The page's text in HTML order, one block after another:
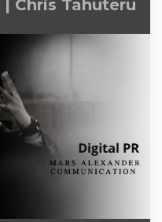
Chris Tahuteru